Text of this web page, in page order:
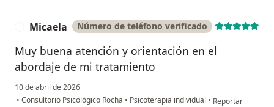
Micaela Número de teléfono verificado
Muy buena atención y orientación en el
abordaje de mi tratamiento
10 de abril de 2026
• Consultorio Psicológico Rocha • Psicoterapia individual • en opinión del
Reportar